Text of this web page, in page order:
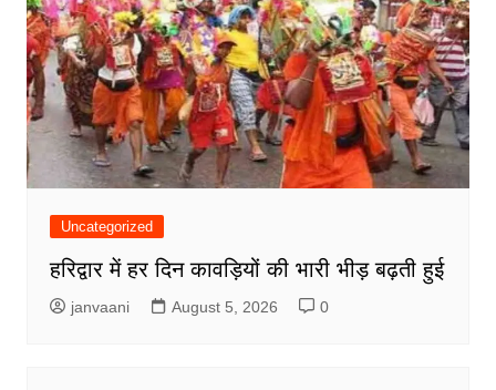
Uncategorized
हरिद्वार में हर दिन कावड़ियों की भारी भीड़ बढ़ती हुई
janvaani August 5, 2026 0